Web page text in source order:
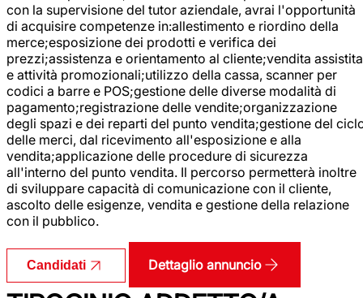
con la supervisione del tutor aziendale, avrai l'opportunità
di acquisire competenze in:allestimento e riordino della
merce;esposizione dei prodotti e verifica dei
prezzi;assistenza e orientamento al cliente;vendita assistita
e attività promozionali;utilizzo della cassa, scanner per
codici a barre e POS;gestione delle diverse modalità di
pagamento;registrazione delle vendite;organizzazione
degli spazi e dei reparti del punto vendita;gestione del
delle merci, dal ricevimento all'esposizione e alla
vendita;applicazione delle procedure di sicurezza
all'interno del punto vendita. Il percorso permetterà inoltre
di sviluppare capacità di comunicazione con il cliente,
ascolto delle esigenze, vendita e gestione della relazione
con il pubblico.
Candidati Dettaglio annuncio